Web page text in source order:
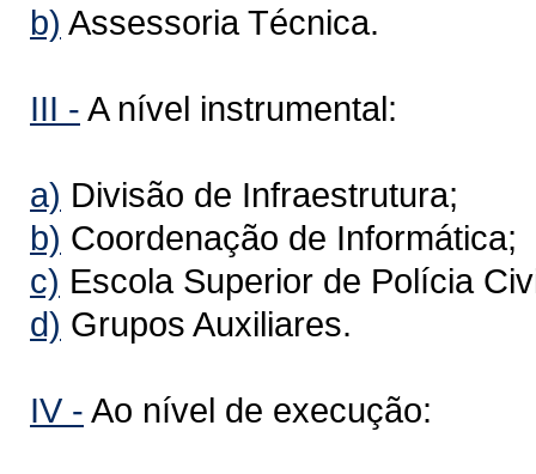
b) Assessoria Técnica.
III - A nível instrumental:
a) Divisão de Infraestrutura;
b) Coordenação de Informática;
c) Escola Superior de Polícia
d) Grupos Auxiliares.
IV - Ao nível de execução: